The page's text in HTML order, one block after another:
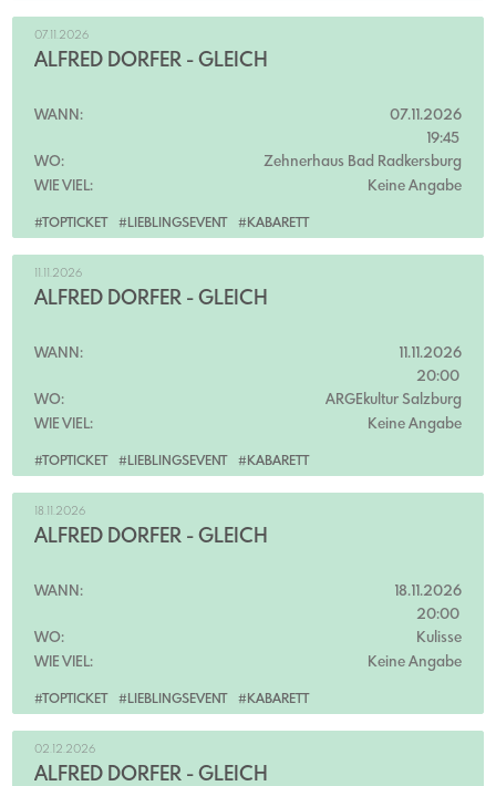
#TOPTICKET #LIEBLINGSEVENT #KABARETT
07.11.2026
ALFRED DORFER - GLEICH
WANN:
07.11.2026
19:45
WO:
Zehnerhaus Bad Radkersburg
WIE VIEL:
Keine Angabe
#TOPTICKET #LIEBLINGSEVENT #KABARETT
11.11.2026
ALFRED DORFER - GLEICH
WANN:
11.11.2026
20:00
WO:
ARGEkultur Salzburg
WIE VIEL:
Keine Angabe
#TOPTICKET #LIEBLINGSEVENT #KABARETT
18.11.2026
ALFRED DORFER - GLEICH
WANN:
18.11.2026
20:00
WO:
Kulisse
WIE VIEL:
Keine Angabe
02.12.2026
ALFRED DORFER - GLEICH